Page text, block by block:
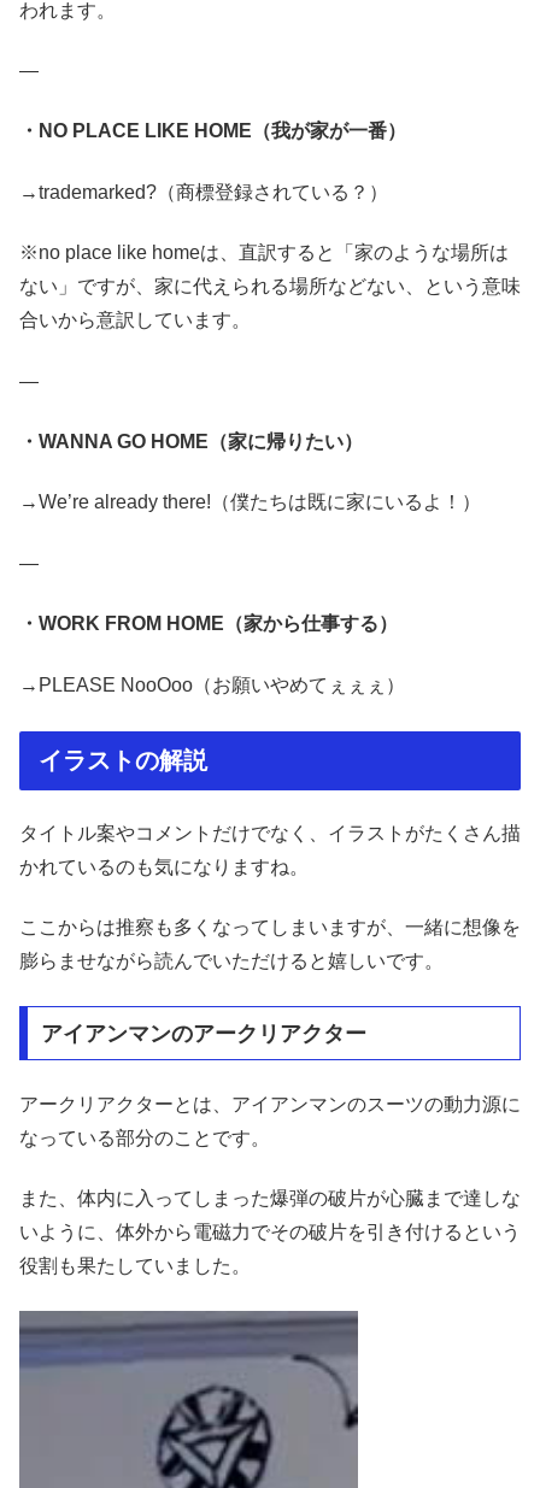
われます。
—
・NO PLACE LIKE HOME（我が家が一番）
→trademarked?（商標登録されている？）
※no place like homeは、直訳すると「家のような場所は
ない」ですが、家に代えられる場所などない、という意味
合いから意訳しています。
—
・WANNA GO HOME（家に帰りたい）
→We’re already there!（僕たちは既に家にいるよ！）
—
・WORK FROM HOME（家から仕事する）
→PLEASE NooOoo（お願いやめてぇぇぇ）
イラストの解説
タイトル案やコメントだけでなく、イラストがたくさん描
かれているのも気になりますね。
ここからは推察も多くなってしまいますが、一緒に想像を
膨らませながら読んでいただけると嬉しいです。
アイアンマンのアークリアクター
アークリアクターとは、アイアンマンのスーツの動力源に
なっている部分のことです。
また、体内に入ってしまった爆弾の破片が心臓まで達しな
いように、体外から電磁力でその破片を引き付けるという
役割も果たしていました。